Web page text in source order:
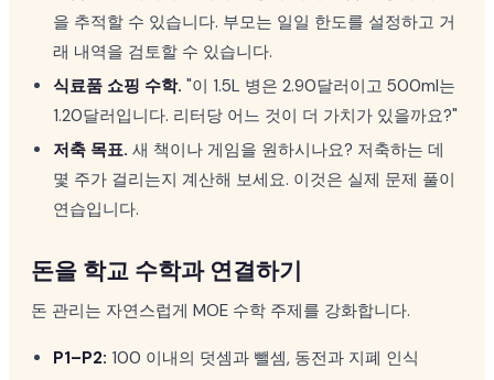
을 추적할 수 있습니다. 부모는 일일 한도를 설정하고 거
래 내역을 검토할 수 있습니다.
식료품 쇼핑 수학. "이 1.5L 병은 2.90달러이고 500ml는
1.20달러입니다. 리터당 어느 것이 더 가치가 있을까요?"
저축 목표. 새 책이나 게임을 원하시나요? 저축하는 데
몇 주가 걸리는지 계산해 보세요. 이것은 실제 문제 풀이
연습입니다.
돈을 학교 수학과 연결하기
돈 관리는 자연스럽게 MOE 수학 주제를 강화합니다.
P1–P2: 100 이내의 덧셈과 뺄셈, 동전과 지폐 인식